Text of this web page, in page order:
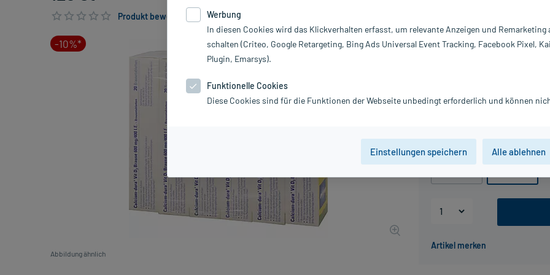
Produkt bewerten & PlusHerzen sichern
-10%*
Abbildung ähnlich
44,56 € 49,98 € 446
PZN:
Hersteller:
Werbung
In diesen Cookies wird das Klickverhalten erfasst, um relevante Anzeigen und Remarketing
schalten (Criteo, Google Retargeting, Bing Ads Universal Event Tracking, Facebook Pixel,
Plugin, Emarsys).
Funktionelle Cookies
Diese Cookies sind für die Funktionen der Webseite unbedingt erforderlich und können
Einstellungen speichern Alle ablehnen